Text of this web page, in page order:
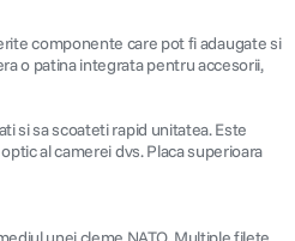
componente care pot fi adaugate si
o patina integrata pentru accesorii,
si sa scoateti rapid unitatea. Este
al camerei dvs. Placa superioara